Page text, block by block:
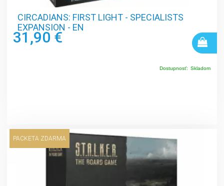
CIRCADIANS: FIRST LIGHT - SPECIALISTS
EXPANSION - EN
31,90 €
Dostupnosť: Skladom
PACKETA ZDARMA